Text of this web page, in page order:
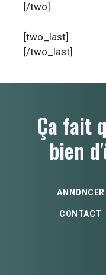
[/two]
[two_last]
[/two_last]
Ça fait
bien
CONTACT